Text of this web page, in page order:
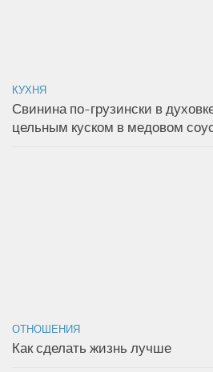
КУХНЯ
Свинина по-грузински в
цельным куском в медовом
ОТНОШЕНИЯ
Как сделать жизнь лучше